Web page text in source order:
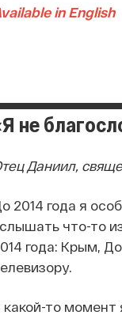
in English
не
Даниил,
2014 года я
что-то
года: Крым,
какой-то момент